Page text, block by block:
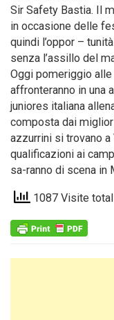
Sir Safety Bastia. Il
in occasione delle
quindi l’oppor –
senza l’assillo del
Oggi pomeriggio
affronteranno in una
juniores italiana
composta dai
azzurrini si trovano
qualificazioni ai
sa-ranno di scena in
1087 Visite